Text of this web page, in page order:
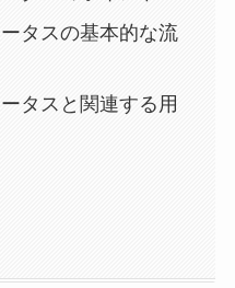
タスの基本的な流
タスと関連する用